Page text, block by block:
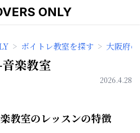
ONLY
> ボイトレ教室を探す > 大阪府
楽教室
2026.4.28
教室のレッスンの特徴